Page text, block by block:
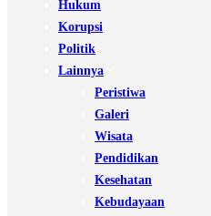
Hukum
Korupsi
Politik
Lainnya
Peristiwa
Galeri
Wisata
Pendidikan
Kesehatan
Kebudayaan